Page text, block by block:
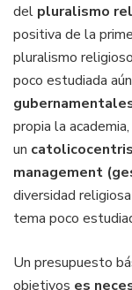
del pluralismo
positiva de la
pluralismo
poco estudiada
propia la
un
management
diversidad
tema poco
Un presupuesto
objetivos es